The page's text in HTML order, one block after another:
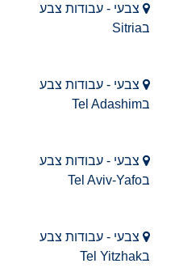
צבעי - עבודות צבע
בSitria
צבעי - עבודות צבע
בTel Adashim
צבעי - עבודות צבע
בTel Aviv-Yafo
צבעי - עבודות צבע
בTel Yitzhak